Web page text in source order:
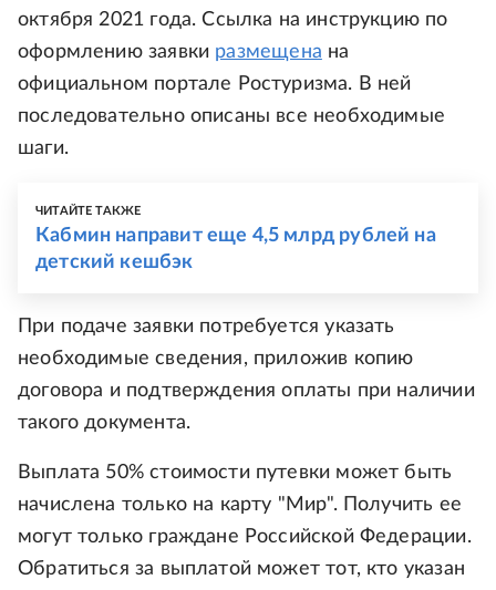
октября 2021 года. Ссылка на инструкцию по
оформлению заявки размещена на
официальном портале Ростуризма. В ней
последовательно описаны все необходимые
шаги.
ЧИТАЙТЕ ТАКЖЕ
Кабмин направит еще 4,5 млрд рублей на
детский кешбэк
При подаче заявки потребуется указать
необходимые сведения, приложив копию
договора и подтверждения оплаты при наличии
такого документа.
Выплата 50% стоимости путевки может быть
начислена только на карту "Мир". Получить ее
могут только граждане Российской Федерации.
Обратиться за выплатой может тот, кто указан